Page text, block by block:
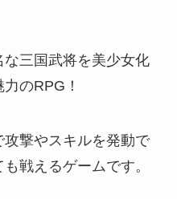
な三国武将を美少女化
のRPG！
撃やスキルを発動で
戦えるゲームです。